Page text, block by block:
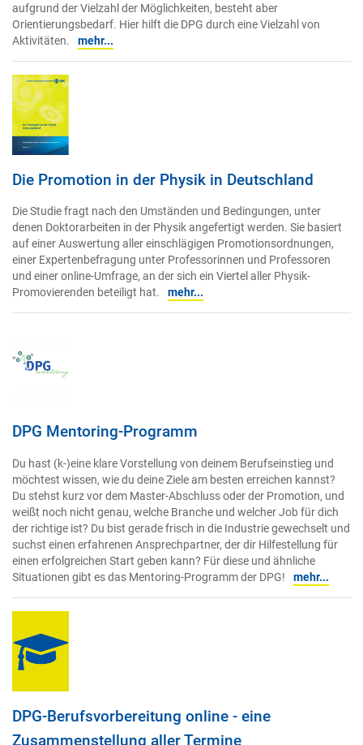
aufgrund der Vielzahl der Möglichkeiten, besteht aber
Orientierungsbedarf. Hier hilft die DPG durch eine Vielzahl von
Aktivitäten.
mehr...
Die Promotion in der Physik in Deutschland
Die Studie fragt nach den Umständen und Bedingungen, unter
denen Doktorarbeiten in der Physik angefertigt werden. Sie basiert
auf einer Auswertung aller einschlägigen Promotionsordnungen,
einer Expertenbefragung unter Professorinnen und Professoren
und einer online-Umfrage, an der sich ein Viertel aller Physik-
Promovierenden beteiligt hat.
mehr...
DPG Mentoring-Programm
Du hast (k-)eine klare Vorstellung von deinem Berufseinstieg und
möchtest wissen, wie du deine Ziele am besten erreichen kannst?
Du stehst kurz vor dem Master-Abschluss oder der Promotion, und
weißt noch nicht genau, welche Branche und welcher Job für dich
der richtige ist? Du bist gerade frisch in die Industrie gewechselt und
suchst einen erfahrenen Ansprechpartner, der dir Hilfestellung für
einen erfolgreichen Start geben kann? Für diese und ähnliche
Situationen gibt es das Mentoring-Programm der DPG!
mehr...
DPG-Berufsvorbereitung online - eine
Zusammenstellung aller Termine